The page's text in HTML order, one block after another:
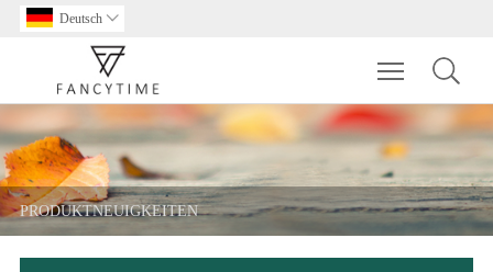
Deutsch 
Toggle
PRODUKTNEUIGKEITEN